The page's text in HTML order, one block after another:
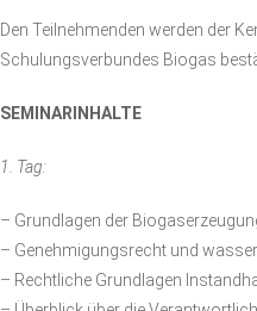
Den Teilnehmenden werden der
Schulungsverbundes Biogas
SEMINARINHALTE
1. Tag:
– Grundlagen der
– Genehmigungsrecht und
– Rechtliche Grundlagen